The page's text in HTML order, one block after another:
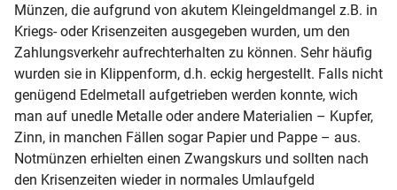
Münzen, die aufgrund von akutem Kleingeldmangel z.B. in
Kriegs- oder Krisenzeiten ausgegeben wurden, um den
Zahlungsverkehr aufrechterhalten zu können. Sehr häufig
wurden sie in Klippenform, d.h. eckig hergestellt. Falls nicht
genügend Edelmetall aufgetrieben werden konnte, wich
man auf unedle Metalle oder andere Materialien – Kupfer,
Zinn, in manchen Fällen sogar Papier und Pappe – aus.
Notmünzen erhielten einen Zwangskurs und sollten nach
den Krisenzeiten wieder in normales Umlaufgeld